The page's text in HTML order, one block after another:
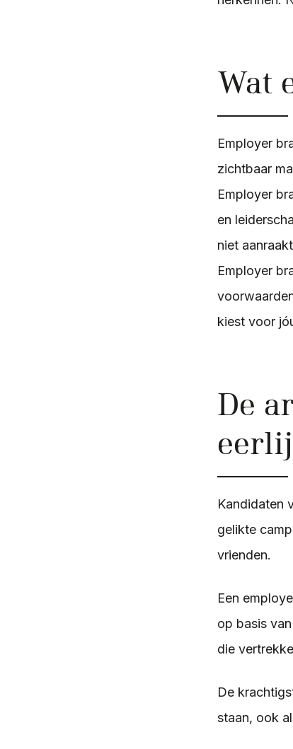
Wat
Employer
zichtbaar
Employer
en
niet
Employer
kiest voor
De
Kandidaten
gelikte
vrienden.
Een
op basis
die
De
staan, ook